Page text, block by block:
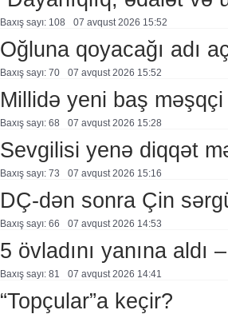
Baxış sayı: 108 07 avqust 2026 15:52
Oğluna qoyacağı adı
Baxış sayı: 70 07 avqust 2026 15:52
Millidə yeni baş məşqçi
Baxış sayı: 68 07 avqust 2026 15:28
Sevgilisi yenə diqqət
Baxış sayı: 73 07 avqust 2026 15:16
DÇ-dən sonra Çin
Baxış sayı: 66 07 avqust 2026 14:53
5 övladını yanına aldı
Baxış sayı: 81 07 avqust 2026 14:41
“Topçular”a keçir?